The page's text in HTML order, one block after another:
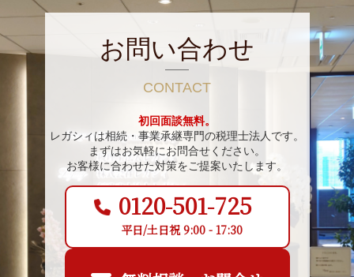
お問い合わせ
CONTACT
初回面談無料。
レガシィは相続・事業承継専門の税理士法人です。
まずはお気軽にお問合せください。
お客様に合わせた対策をご提案いたします。
0120-501-725
平日/土日祝 9:00 - 17:30